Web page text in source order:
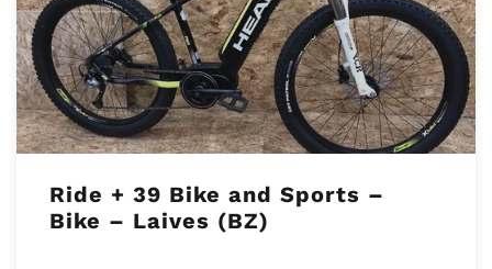
Ride + 39 Bike and Sports –
Bike – Laives (BZ)